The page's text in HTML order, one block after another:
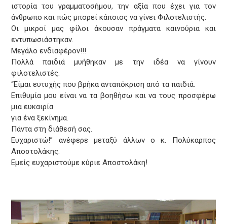
ιστορία του γραμματοσήμου, την αξία που έχει για τον
άνθρωπο και πώς μπορεί κάποιος να γίνει Φιλοτελιστής.
Οι μικροί μας φίλοι άκουσαν πράγματα καινούρια και
εντυπωσιάστηκαν.
Μεγάλο ενδιαφέρον!!!
Πολλά παιδιά μυήθηκαν με την ιδέα να γίνουν
φιλοτελιστές.
“Είμαι ευτυχής που βρήκα ανταπόκριση από τα παιδιά.
Επιθυμία μου είναι να τα βοηθήσω και να τους προσφέρω
μια ευκαιρία
για ένα ξεκίνημα.
Πάντα στη διάθεσή σας.
Ευχαριστώ!” ανέφερε μεταξύ άλλων ο κ. Πολύκαρπος
Αποστολάκης.
Εμείς ευχαριστούμε κύριε Αποστολάκη!